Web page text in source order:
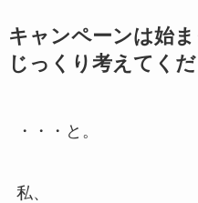
キャンペーンは始
じっくり考えてく
・・・と。
私、